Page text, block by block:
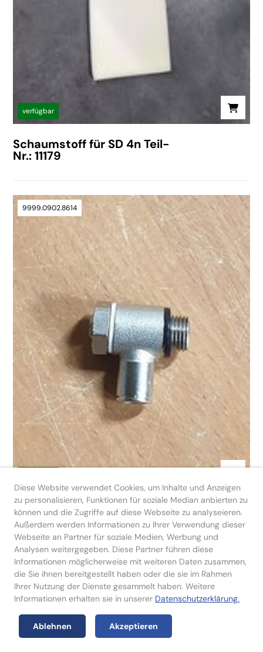
Diese Website verwendet Cookies, um Inhalte und Anzeigen
zu personalisieren, Funktionen für soziale Median anbierten zu
können und die Zugriffe auf diese Webseite zu analyseieren.
Außerdem werden Informationen zu Ihrer Verwendung dieser
Webseite an Partner für soziale Medien, Werbung und
Analysen weitergegeben. Diese Partner führen diese
Informationen möglicherweise mit weiteren Daten zusammen,
die Sie ihnen bereitgestellt haben oder die sie im Rahmen
Ihrer Nutzung der Dienste gesammelt haben. Weitere
Informationen erhalten sie in unserer Datenschutzerklärung.
Ablehnen Akzeptieren
verfügbar
Schaumstoff für SD 4n Teil-
Nr.: 11179
9999.0902.8614
Winkelverschraubung G 1/4
- für 8/6 Rohr
9902.0200.0005